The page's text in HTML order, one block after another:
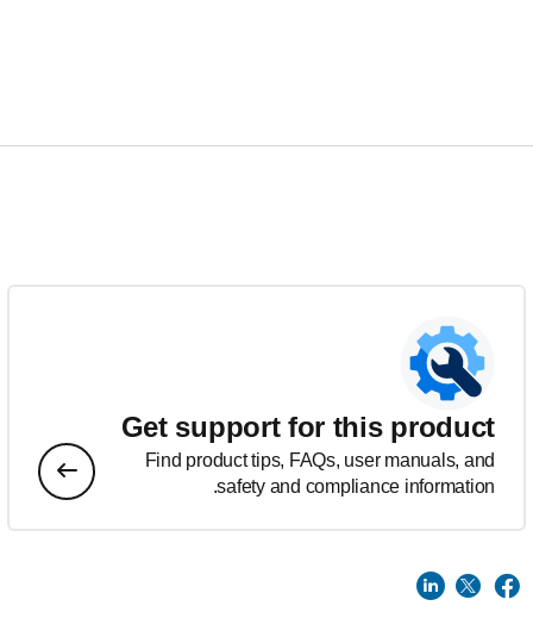
Get support for this product
Find product tips, FAQs, user manuals, and
safety and compliance information.